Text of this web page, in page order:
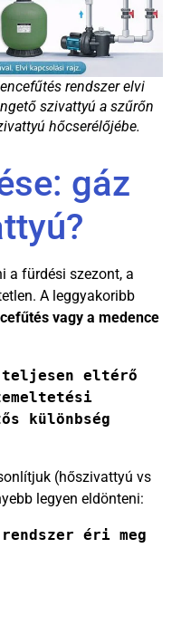
rendszer elvi
szivattyú a szűrőn
hőcserélőjébe.
gáz
a fürdési szezont, a
A leggyakoribb
vagy a medence
teljesen eltérő
különbség
(hőszivattyú vs
legyen eldönteni:
éri meg